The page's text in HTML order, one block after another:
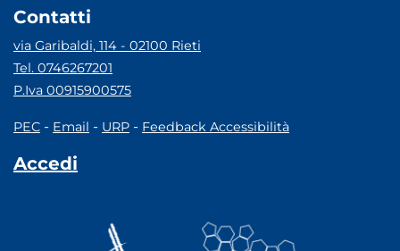
Contatti
via Garibaldi, 114 - 02100 Rieti
Tel. 0746267201
P.Iva 00915900575
PEC - Email - URP - Feedback Accessibilità
Accedi